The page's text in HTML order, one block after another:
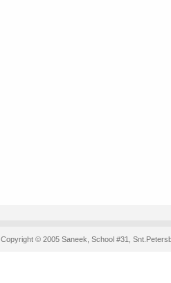
Copyright © 2005 Saneek, School #31,